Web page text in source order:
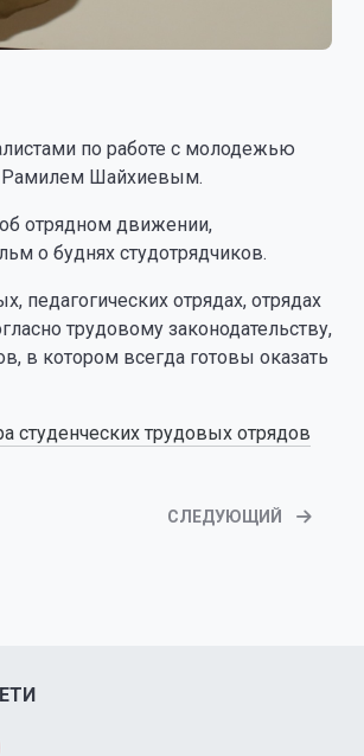
по работе с молодежью
Рамилем Шайхиевым.
об отрядном движении,
о буднях студотрядчиков.
педагогических отрядах, отрядах
трудовому законодательству,
в котором всегда готовы оказать
студенческих трудовых отрядов
СЛЕДУЮЩИЙ